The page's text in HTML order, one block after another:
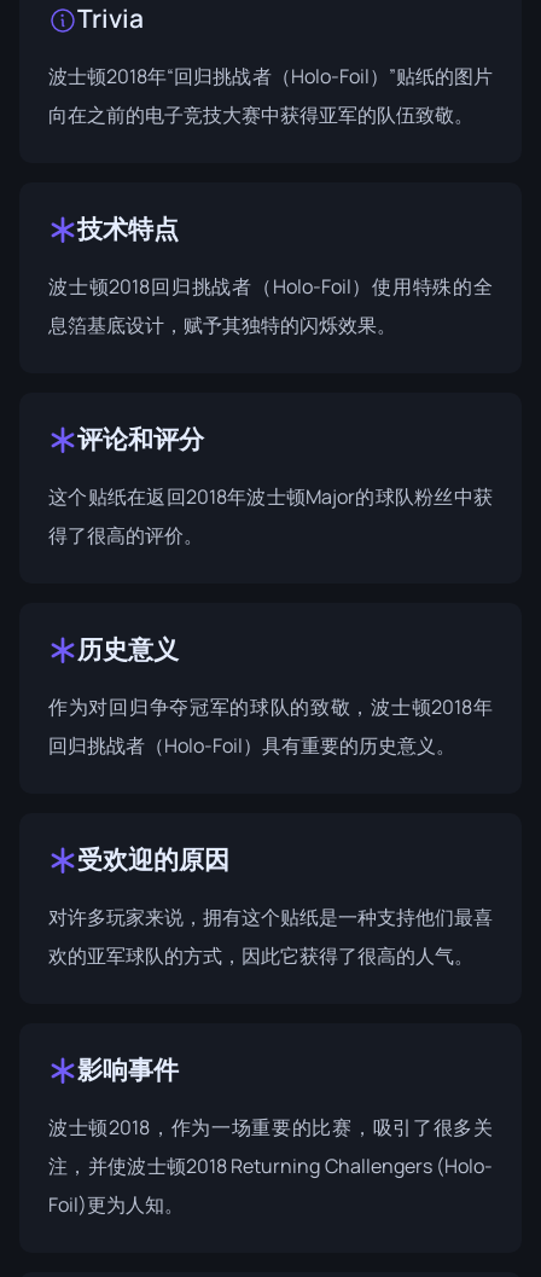
Trivia
波士顿2018年“回归挑战者（Holo-Foil）”贴纸的图片
向在之前的电子竞技大赛中获得亚军的队伍致敬。
技术特点
波士顿2018回归挑战者（Holo-Foil）使用特殊的全
息箔基底设计，赋予其独特的闪烁效果。
评论和评分
这个贴纸在返回2018年波士顿Major的球队粉丝中获
得了很高的评价。
历史意义
作为对回归争夺冠军的球队的致敬，波士顿2018年
回归挑战者（Holo-Foil）具有重要的历史意义。
受欢迎的原因
对许多玩家来说，拥有这个贴纸是一种支持他们最喜
欢的亚军球队的方式，因此它获得了很高的人气。
影响事件
波士顿2018 ，作为一场重要的比赛，吸引了很多关
注，并使波士顿2018 Returning Challengers (Holo-
Foil)更为人知。